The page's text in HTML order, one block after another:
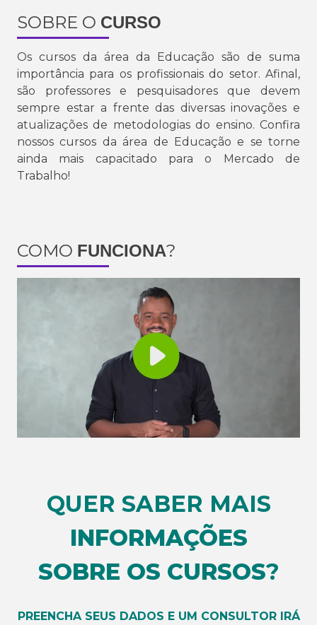
SOBRE O CURSO
Os cursos da área da Educação são de suma
importância para os profissionais do setor. Afinal,
são professores e pesquisadores que devem
sempre estar a frente das diversas inovações e
atualizações de metodologias do ensino. Confira
nossos cursos da área de Educação e se torne
ainda mais capacitado para o Mercado de
Trabalho!
COMO FUNCIONA?
QUER SABER MAIS
INFORMAÇÕES
SOBRE OS CURSOS?
PREENCHA SEUS DADOS E UM CONSULTOR IRÁ